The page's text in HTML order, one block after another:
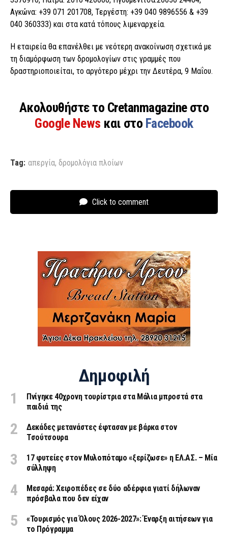
Αγκώνα: +39 071 201708, Τεργέστη: +39 040 9896556 & +39
040 360333) και στα κατά τόπους λιμεναρχεία.
Η εταιρεία θα επανέλθει με νεότερη ανακοίνωση σχετικά με
τη διαμόρφωση των δρομολογίων στις γραμμές που
δραστηριοποιείται, το αργότερο μέχρι την Δευτέρα, 9 Μαΐου.
Ακολουθήστε το Cretanmagazine στο
Google News και στο Facebook
Tag: απεργία, δρομολόγια πλοίων
Click to comment
Δημοφιλή
Πνίγηκε 40χρονη τουρίστρια στα Μάλια μπροστά στα
παιδιά της
Δεκάδες μετανάστες έφτασαν με βάρκα στον
Τσούτσουρα
17 φυτείες στον Μυλοπόταμο «ξερίζωσε» η ΕΛ.ΑΣ. – Μία
σύλληψη
Μεσαρά: Χειροπέδες σε δύο αδέρφια γιατί δήλωναν
πρόσβαλα που δεν είχαν
«Τουρισμός για Όλους 2026-2027»: Έναρξη αιτήσεων για
το Πρόγραμμα